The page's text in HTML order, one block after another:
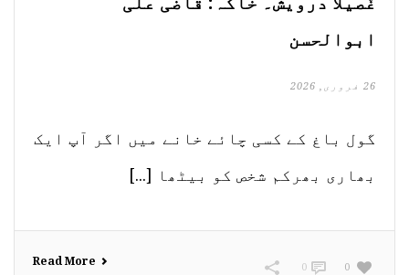
ابوالحسن
26 فروری, 2026
گول باغ کے کسی چائے خانے میں اگر آپ ایک
بھاری بھرکم شخص کو بیٹھا [...]
Read More 0
0